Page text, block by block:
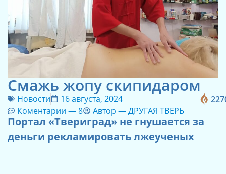
Смажь жопу скипидаром
Новости
16 августа, 2024
Коментарии —8 Автор —ДРУГАЯ ТВЕРЬ
Портал «Твериград» не гнушается за
деньги рекламировать лжеученых